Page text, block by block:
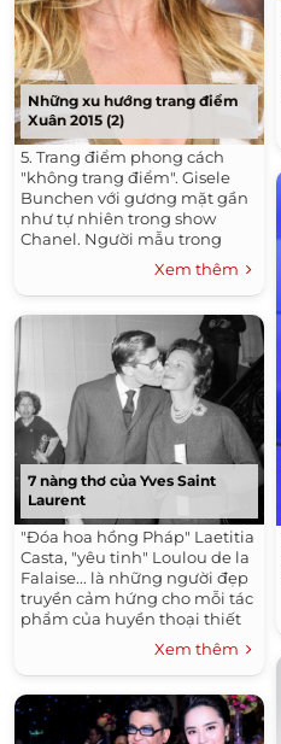
Những xu hướng trang điểm
Xuân 2015 (2)
5. Trang điểm phong cách
"không trang điểm". Gisele
Bunchen với gương mặt gần
như tự nhiên trong show
Chanel. Người mẫu trong
show Victoria Beckham....
Xem thêm
7 nàng thơ của Yves Saint
Laurent
"Đóa hoa hồng Pháp" Laetitia
Casta, "yêu tinh" Loulou de la
Falaise... là những người đẹp
truyền cảm hứng cho mỗi tác
phẩm của huyền thoại thiết
Xem thêm